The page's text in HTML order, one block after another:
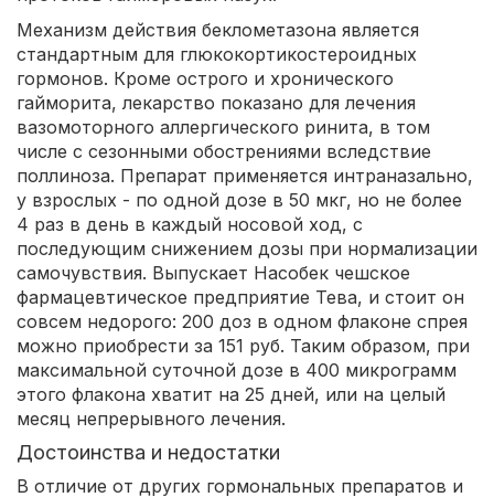
Механизм действия беклометазона является
стандартным для глюкокортикостероидных
гормонов. Кроме острого и хронического
гайморита, лекарство показано для лечения
вазомоторного аллергического ринита, в том
числе с сезонными обострениями вследствие
поллиноза. Препарат применяется интраназально,
у взрослых - по одной дозе в 50 мкг, но не более
4 раз в день в каждый носовой ход, с
последующим снижением дозы при нормализации
самочувствия. Выпускает Насобек чешское
фармацевтическое предприятие Тева, и стоит он
совсем недорого: 200 доз в одном флаконе спрея
можно приобрести за 151 руб. Таким образом, при
максимальной суточной дозе в 400 микрограмм
этого флакона хватит на 25 дней, или на целый
месяц непрерывного лечения.
Достоинства и недостатки
В отличие от других гормональных препаратов и